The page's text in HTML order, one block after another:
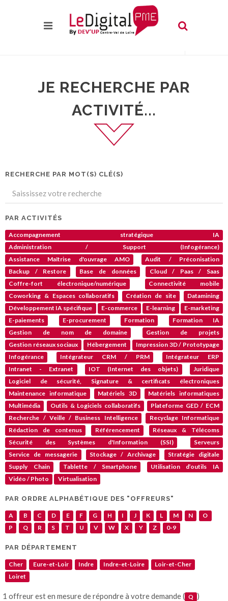
JE RECHERCHE PAR
ACTIVITÉ...
RECHERCHE PAR MOT(S) CLÉ(S)
PAR ACTIVITÉS
Accompagnement stratégique IA
Administration / Support (Infogérance)
Assistance Maîtrise d'ouvrage AMO
Audit / Préconisation
Backup / Restore
Base de données
Cloud / Paas / Saas
Coffre-fort électronique/numérique
Connectivité mobile
Coworking & Espaces collaboratifs
Création de site
Datamining
Développement IA spécifique
E-commerce E-learning
E-marketing
E-paiements
E-procurement Formation
Formation IA
Gestion de nom de domaine
Gestion de projets
Gestion réseaux sociaux
Hébergement
Impression 3D / Prototypage
Infogérance
Intégrateur CRM / PRM
Intégrateur ERP
Intranet - Extranet
IOT (Internet des objets)
Juridique
Logiciel de sécurité, Signature & certificats électroniques
Maintenance informatique
Matériels 3D
Matériels informatiques
Multimédia
Outils & Logiciels collaboratifs
Plateforme GED / ECM
Recherche / Veille / Business Intelligence
Recyclage Informatique
Rédaction de contenus
Référencement
Réseaux & Télécoms
Sécurité des Systèmes d'Information (SSI)
Serveurs
Service de messagerie
Stockage / Archivage
Stratégie digitale
Supply Chain
Tablette / Smartphone
Utilisation d’outils IA
Vidéo / Photo
Virtualisation
PAR ORDRE ALPHABÉTIQUE DES "OFFREURS"
A B C D E F G H I J K L M N
O
P
Q R S T U V W X Y Z 0-9
PAR DÉPARTEMENT
Cher Eure-et-Loir Indre Indre-et-Loire
Loir-et-Cher
Loiret
1 offreur est en mesure de répondre à votre demande ( Q )